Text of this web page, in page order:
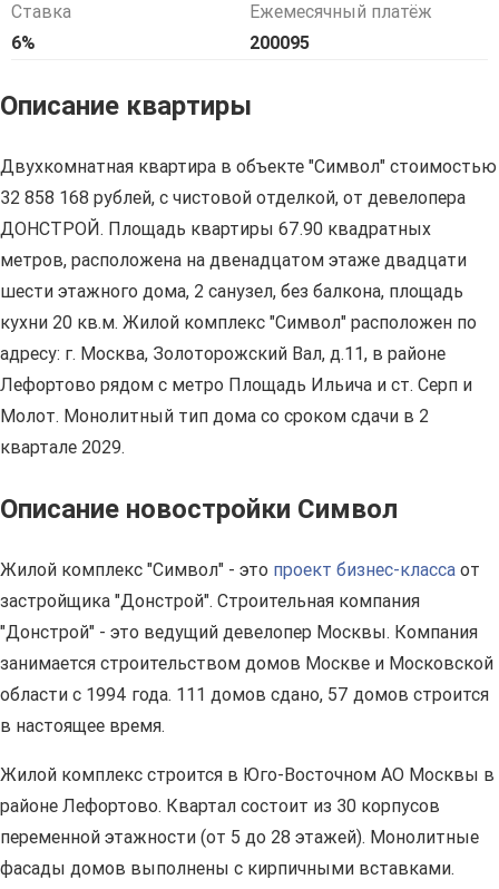
Ставка
6%
Ежемесячный платёж
200095
Описание квартиры
Двухкомнатная квартира в объекте "Символ" стоимостью
32 858 168 рублей, с чистовой отделкой, от девелопера
ДОНСТРОЙ. Площадь квартиры 67.90 квадратных
метров, расположена на двенадцатом этаже двадцати
шести этажного дома, 2 санузел, без балкона, площадь
кухни 20 кв.м. Жилой комплекс "Символ" расположен по
адресу: г. Москва, Золоторожский Вал, д.11, в районе
Лефортово рядом с метро Площадь Ильича и ст. Серп и
Молот. Монолитный тип дома со сроком сдачи в 2
квартале 2029.
Описание новостройки Символ
Жилой комплекс "Символ" - это проект бизнес-класса от
застройщика "Донстрой". Строительная компания
"Донстрой" - это ведущий девелопер Москвы. Компания
занимается строительством домов Москве и Московской
области с 1994 года. 111 домов сдано, 57 домов строится
в настоящее время.
Жилой комплекс строится в Юго-Восточном АО Москвы в
районе Лефортово. Квартал состоит из 30 корпусов
переменной этажности (от 5 до 28 этажей). Монолитные
фасады домов выполнены с кирпичными вставками.